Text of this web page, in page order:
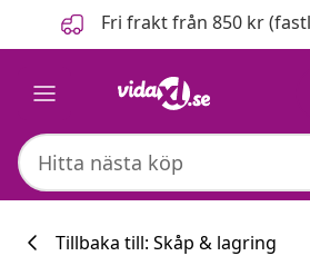
FöregåendeFri frakt från 850 kr
Tillbaka till: Skåp & lagring